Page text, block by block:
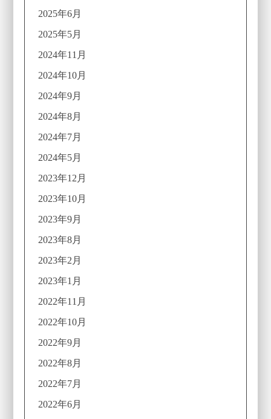
2025年6月
2025年5月
2024年11月
2024年10月
2024年9月
2024年8月
2024年7月
2024年5月
2023年12月
2023年10月
2023年9月
2023年8月
2023年2月
2023年1月
2022年11月
2022年10月
2022年9月
2022年8月
2022年7月
2022年6月